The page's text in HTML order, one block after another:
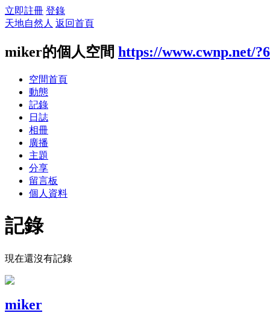
立即註冊 登錄
天地自然人 返回首頁
miker的個人空間 https://www.cwnp.net/
空間首頁
動態
記錄
日誌
相冊
廣播
主題
分享
留言板
個人資料
記錄
現在還沒有記錄
miker